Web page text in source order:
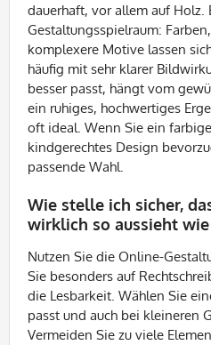
dauerhaft, vor allem auf Holz.
Gestaltungsspielraum:
komplexere Motive lassen
häufig mit sehr klarer
besser passt, hängt vom
ein ruhiges, hochwertiges
oft ideal. Wenn Sie ein
kindgerechtes Design
passende Wahl.
Wie stelle ich sicher,
wirklich so aussieht
Nutzen Sie die Online-
Sie besonders auf
die Lesbarkeit. Wählen Sie
passt und auch bei kleineren
Vermeiden Sie zu viele